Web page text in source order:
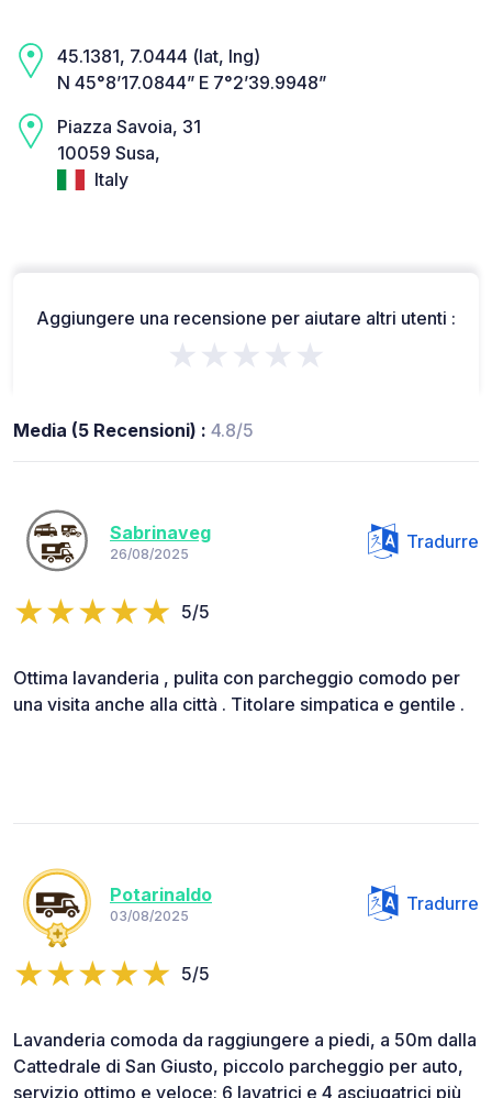
45.1381, 7.0444 (lat, lng)
N 45°8’17.0844” E 7°2’39.9948”
Piazza Savoia, 31
10059 Susa,
Italy
Aggiungere una recensione per aiutare altri utenti :
★★★★★
Media (5 Recensioni) : 4.8/5
Sabrinaveg
26/08/2025
Tradurre
5/5
Ottima lavanderia , pulita con parcheggio comodo per
una visita anche alla città . Titolare simpatica e gentile .
Potarinaldo
03/08/2025
Tradurre
5/5
Lavanderia comoda da raggiungere a piedi, a 50m dalla
Cattedrale di San Giusto, piccolo parcheggio per auto,
servizio ottimo e veloce; 6 lavatrici e 4 asciugatrici più